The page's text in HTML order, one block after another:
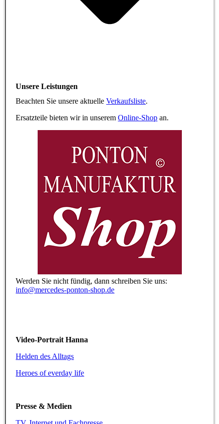
Unsere Leistungen
Beachten Sie unsere aktuelleVerkaufsliste.
Ersatzteile bieten wir in unseremOnline-Shop an.
Werden Sie nicht fündig, dann schreiben Sie uns:
info@mercedes-ponton-shop.de
Video-Portrait Hanna
Helden des Alltags
Heroes of everday life
Presse & Medien